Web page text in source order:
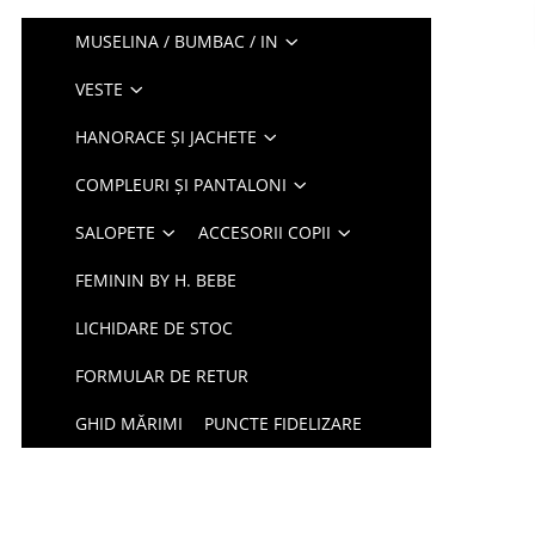
MUSELINA / BUMBAC / IN
VESTE
HANORACE ȘI JACHETE
COMPLEURI ȘI PANTALONI
SALOPETE ACCESORII COPII
FEMININ BY H. BEBE
LICHIDARE DE STOC
FORMULAR DE RETUR
GHID MĂRIMI PUNCTE FIDELIZARE